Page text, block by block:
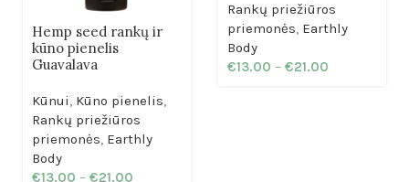
Hemp seed rankų ir
kūno pienelis
Guavalava
Kūnui, Kūno pienelis,
Rankų priežiūros
priemonės, Earthly
Body
€13.00 – €21.00
Rankų priežiūros
priemonės, Earthly
Body
€13.00 – €21.00